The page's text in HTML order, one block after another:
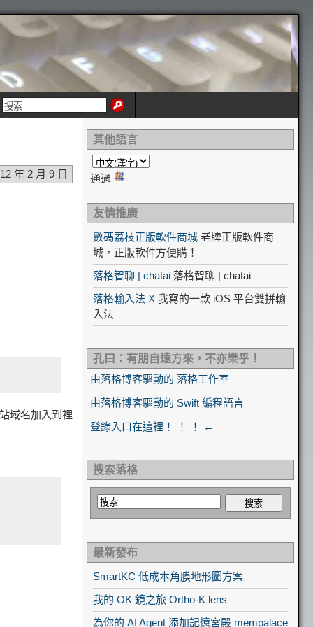
年 2 月 9 日
域名加入到裡
其他語言
通過
友情推廣
數碼荔枝正版軟件商城 老牌正版軟件商
城，正版軟件方便購！
落格智聊 | chatai 落格智聊 | chatai
落格輸入法 X 我寫的一款 iOS 平台雙拼輸
入法
孔曰：有朋自遠方來，不亦樂乎！
由落格博客驅動的 落格工作室
由落格博客驅動的 Swift 編程語言
登錄入口在這裡！ ！ ！ ←
搜索落格
最新發布
SmartKC 低成本角膜地形圖方案
我的 OK 鏡之旅 Ortho-K lens
為你的 AI Agent 添加記憶宮殿 mempalace